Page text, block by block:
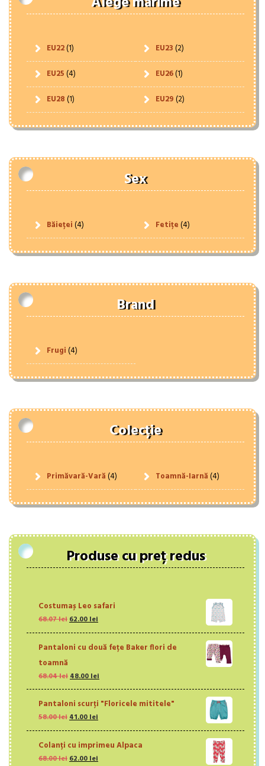
EU22(1) EU23(2)
EU25(4) EU26(1)
EU28(1) EU29(2)
Sex
Băieței(4) Fetițe(4)
Brand
Frugi(4)
Colecție
Primăvară-Vară(4) Toamnă-Iarnă(4)
Produse cu preț redus
Costumaș Leo safari
68.07lei Prețul
fost:
62.00lei
62.00 lei.
Pantaloni cu două fețe Baker flori de
toamnă
68.04lei Prețul
inițial
fost:
68.04 lei.
48.00lei
curent
48.00 lei.
Pantaloni scurţi "Floricele mititele"
58.00lei Prețul
fost:
58.00 lei.
41.00lei
41.00 lei.
Colanți cu imprimeu Alpaca
68.00lei Prețul
62.00lei